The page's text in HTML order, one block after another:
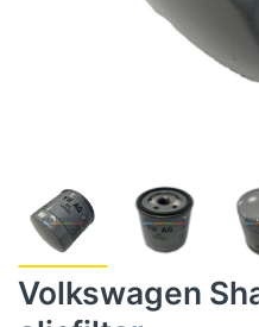
Volkswagen